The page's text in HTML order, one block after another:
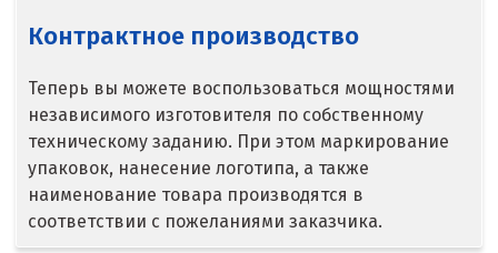
Сочи
Среднеуральск
Ставрополь
Контрактное производство
Теперь вы можете воспользоваться мощностями
независимого изготовителя по собственному
техническому заданию. При этом маркирование
упаковок, нанесение логотипа, а также
наименование товара производятся в
соответствии с пожеланиями заказчика.